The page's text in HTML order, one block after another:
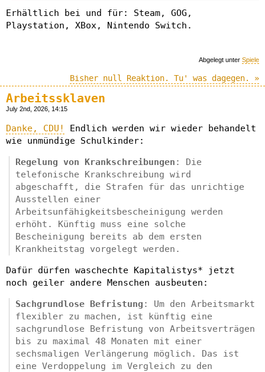
Erhältlich bei und für: Steam, GOG,
Playstation, XBox, Nintendo Switch.
Abgelegt unter Spiele
Bisher null Reaktion. Tu' was dagegen. »
Arbeitssklaven
July 2nd, 2026, 14:15
Danke, CDU!
Endlich werden wir wieder behandelt
wie unmündige Schulkinder:
Regelung von Krankschreibungen : Die
telefonische Krankschreibung wird
abgeschafft, die Strafen für das unrichtige
Ausstellen einer
Arbeitsunfähigkeitsbescheinigung werden
erhöht. Künftig muss eine solche
Bescheinigung bereits ab dem ersten
Krankheitstag vorgelegt werden.
Dafür dürfen waschechte Kapitalistys* jetzt
noch geiler andere Menschen ausbeuten:
Sachgrundlose Befristung : Um den Arbeitsmarkt
flexibler zu machen, ist künftig eine
sachgrundlose Befristung von Arbeitsverträgen
bis zu maximal 48 Monaten mit einer
sechsmaligen Verlängerung möglich. Das ist
eine Verdoppelung im Vergleich zu den